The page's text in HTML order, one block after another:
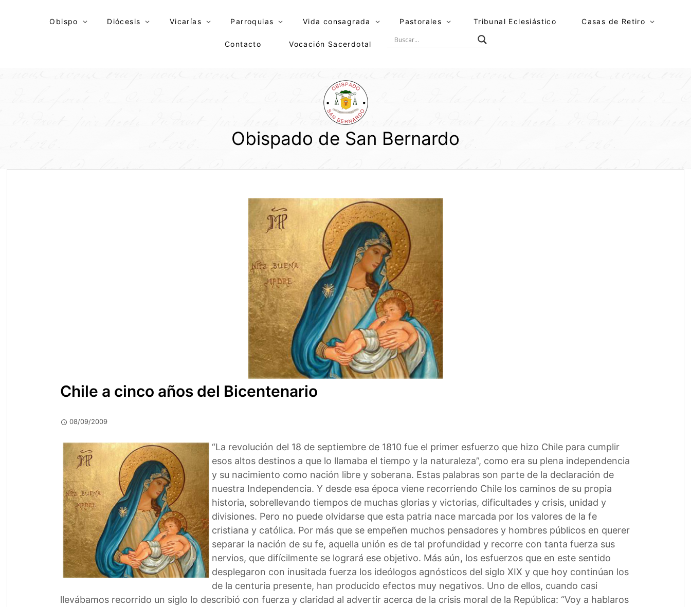
Obispo Diócesis Vicarías Parroquias Vida consagrada Pastorales Tribunal Eclesiástico Casas de Retiro
Contacto Vocación Sacerdotal
Obispado de San Bernardo
Chile a cinco años del Bicentenario
08/09/2009
“La revolución del 18 de septiembre de 1810 fue el primer esfuerzo que hizo Chile para cumplir
esos altos destinos a que lo llamaba el tiempo y la naturaleza”, como era su plena independencia
y su nacimiento como nación libre y soberana. Estas palabras son parte de la declaración de
nuestra Independencia. Y desde esa época viene recorriendo Chile los caminos de su propia
historia, sobrellevando tiempos de muchas glorias y victorias, dificultades y crisis, unidad y
divisiones. Pero no puede olvidarse que esta patria nace marcada por los valores de la fe
cristiana y católica. Por más que se empeñen muchos pensadores y hombres públicos en querer
separar la nación de su fe, aquella unión es de tal profundidad y recorre con tanta fuerza sus
nervios, que difícilmente se logrará ese objetivo. Más aún, los esfuerzos que en este sentido
desplegaron con inusitada fuerza los ideólogos agnósticos del siglo XIX y que hoy continúan los
de la centuria presente, han producido efectos muy negativos. Uno de ellos, cuando casi
llevábamos recorrido un siglo lo describió con fuerza y claridad al advertir acerca de la crisis moral de la República: “Voy a hablaros